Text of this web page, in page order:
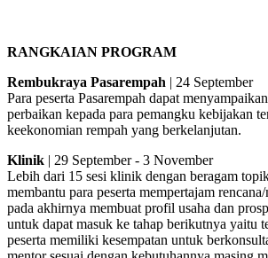
RANGKAIAN PROGRAM
Rembukraya Pasarempah | 24 September
Para peserta Pasarempah dapat
perbaikan kepada para pemangku kebijakan
keekonomian rempah yang berkelanjutan.
Klinik | 29 September - 3 November
Lebih dari 15 sesi klinik dengan beragam
membantu para peserta mempertajam
pada akhirnya membuat profil usaha dan
untuk dapat masuk ke tahap berikutnya yaitu
peserta memiliki kesempatan untuk